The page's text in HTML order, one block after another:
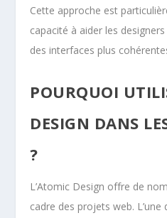
Cette approche est
capacité à aider les
des interfaces plus
POURQUOI
DESIGN DANS
?
L’Atomic Design offre de
cadre des projets web.